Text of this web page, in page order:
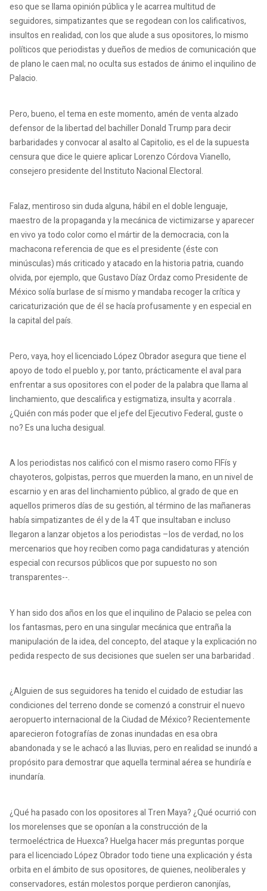
eso que se llama opinión pública y le acarrea multitud de
seguidores, simpatizantes que se regodean con los calificativos,
insultos en realidad, con los que alude a sus opositores, lo mismo
políticos que periodistas y dueños de medios de comunicación que
de plano le caen mal;no oculta sus estados de ánimo el inquilino de
Palacio.
Pero, bueno, el tema en este momento, amén de venta alzado
defensor de la libertad del bachiller Donald Trump para decir
barbaridades y convocar al asalto al Capitolio, es el de la supuesta
censura que dice le quiere aplicar Lorenzo Córdova Vianello,
consejero presidente del Instituto Nacional Electoral.
Falaz, mentiroso sin duda alguna, hábil en el doble lenguaje,
maestro de la propaganda y la mecánica de victimizarse y aparecer
en vivo ya todo color como el mártir de la democracia, con la
machacona referencia de que es el presidente (éste con
minúsculas) más criticado y atacado en la historia patria, cuando
olvida, por ejemplo, que Gustavo Díaz Ordaz como Presidente de
México solía burlase de sí mismo y mandaba recoger la crítica y
caricaturización que de él se hacía profusamente y en especial en
la capital del país.
Pero, vaya, hoy el licenciado López Obrador asegura que tiene el
apoyo de todo el pueblo y, por tanto, prácticamente el aval para
enfrentar a sus opositores con el poder de la palabra que llama al
linchamiento, que descalifica y estigmatiza, insulta y acorrala .
¿Quién con más poder que el jefe del Ejecutivo Federal, guste o
no?Es una lucha desigual.
A los periodistas nos calificó con el mismo rasero como FIFís y
chayoteros, golpistas, perros que muerden la mano, en un nivel de
escarnio y en aras del linchamiento público, al grado de que en
aquellos primeros días de su gestión, al término de las mañaneras
había simpatizantes de él y de la 4T que insultaban e incluso
llegaron a lanzar objetos a los periodistas –los de verdad, no los
mercenarios que hoy reciben como paga candidaturas y atención
especial con recursos públicos que por supuesto no son
transparentes--.
Y han sido dos años en los que el inquilino de Palacio se pelea con
los fantasmas, pero en una singular mecánica que entraña la
manipulación de la idea, del concepto, del ataque y la explicación no
pedida respecto de sus decisiones que suelen ser una barbaridad .
¿Alguien de sus seguidores ha tenido el cuidado de estudiar las
condiciones del terreno donde se comenzó a construir el nuevo
aeropuerto internacional de la Ciudad de México?Recientemente
aparecieron fotografías de zonas inundadas en esa obra
abandonada y se le achacó a las lluvias, pero en realidad se inundó a
propósito para demostrar que aquella terminal aérea se hundiría e
inundaría.
¿Qué ha pasado con los opositores al Tren Maya?¿Qué ocurrió con
los morelenses que se oponían a la construcción de la
termoeléctrica de Huexca?Huelga hacer más preguntas porque
para el licenciado López Obrador todo tiene una explicación y ésta
orbita en el ámbito de sus opositores, de quienes, neoliberales y
conservadores, están molestos porque perdieron canonjías,